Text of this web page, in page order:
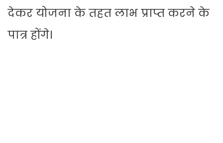
देकर योजना के तहत लाभ प्राप्त करने के
पात्र होंगे।